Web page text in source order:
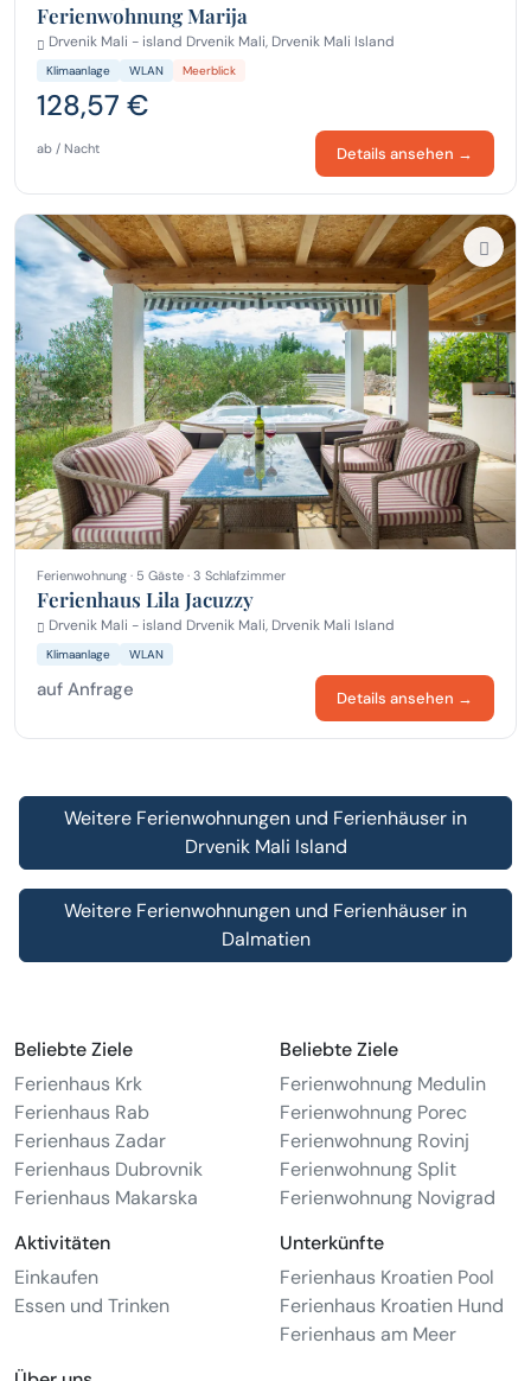
Ferienwohnung Marija
Drvenik Mali - island Drvenik Mali, Drvenik Mali Island
Klimaanlage WLAN Meerblick
128,57 €
ab / Nacht Details ansehen →
Ferienwohnung · 5 Gäste · 3 Schlafzimmer
Ferienhaus Lila Jacuzzy
Drvenik Mali - island Drvenik Mali, Drvenik Mali Island
Klimaanlage WLAN
auf Anfrage Details ansehen →
Weitere Ferienwohnungen und Ferienhäuser in
Drvenik Mali Island
Weitere Ferienwohnungen und Ferienhäuser in
Dalmatien
Beliebte Ziele
Ferienhaus Krk
Ferienhaus Rab
Ferienhaus Zadar
Ferienhaus Dubrovnik
Ferienhaus Makarska
Beliebte Ziele
Ferienwohnung Medulin
Ferienwohnung Porec
Ferienwohnung Rovinj
Ferienwohnung Split
Ferienwohnung Novigrad
Aktivitäten
Einkaufen
Essen und Trinken
Unterkünfte
Ferienhaus Kroatien Pool
Ferienhaus Kroatien Hund
Ferienhaus am Meer